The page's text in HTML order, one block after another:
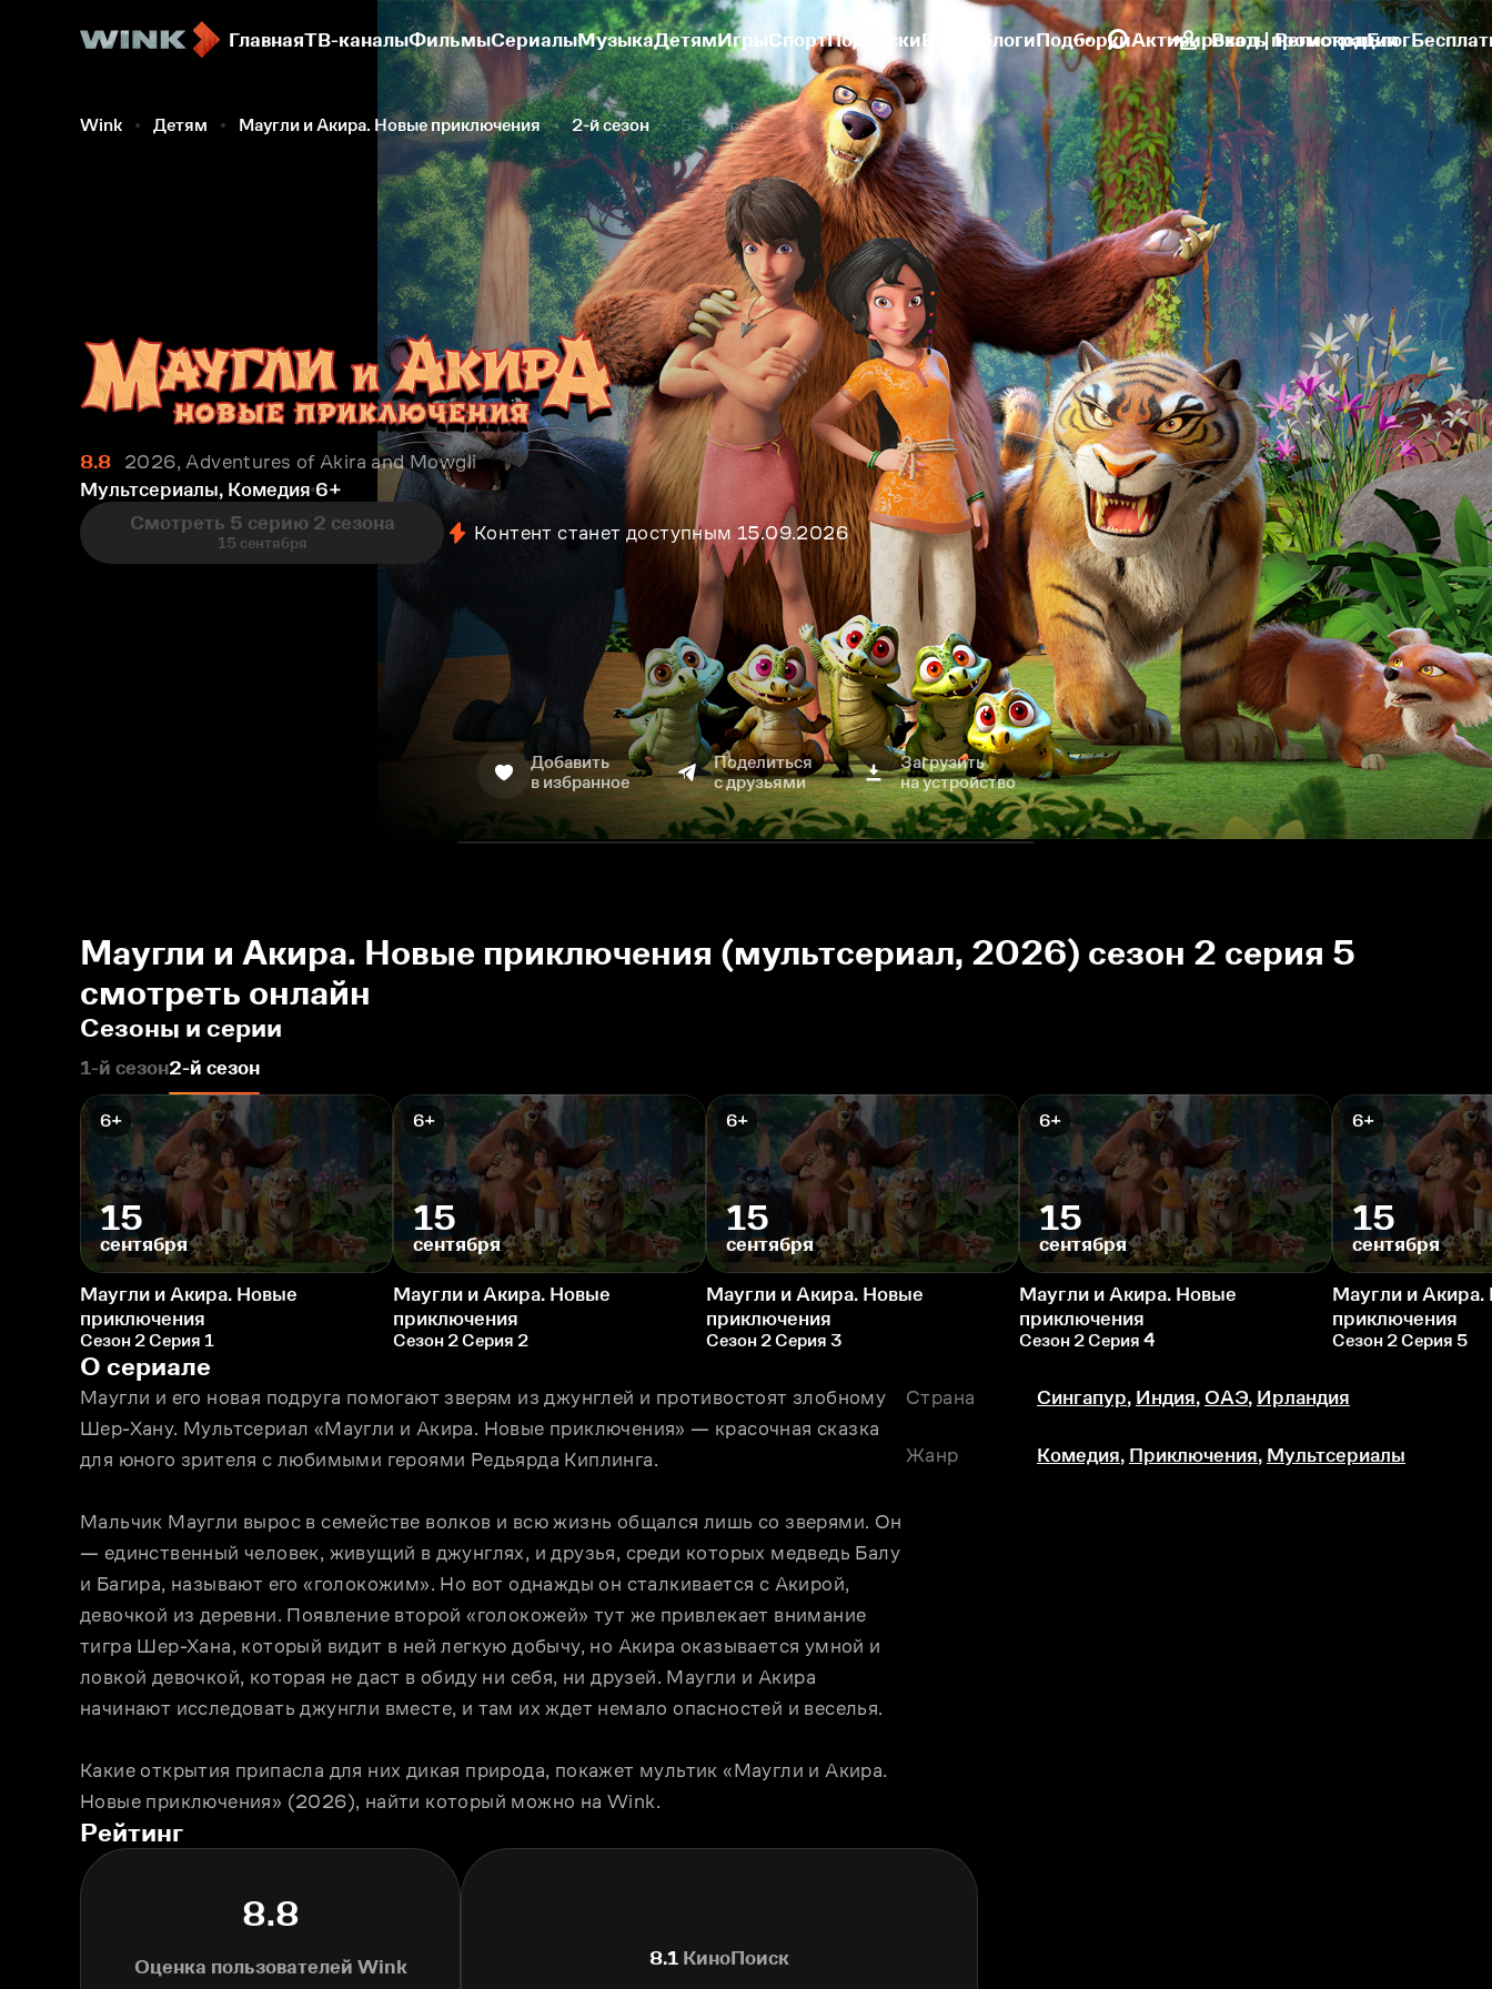
ГлавнаяТВ-каналыФильмыСериалыМузыкаДетямИгрыСпортПодпискиВидеоблогиПодборкиАктивировать промокодБлог
Вход | Регистрация
Wink Детям Маугли и Акира. Новые приключения 2-й сезон 5-я серия
8.8
2026, Adventures of Akira and Mowgli
Мультсериалы, Комедия 6+
Смотреть 5 серию 2 сезона
15 сентября Контент станет доступным 15.09.2026
Добавить
в избранное
Поделиться
с друзьями
Загрузить
на устройство
Маугли и Акира. Новые приключения (мультсериал, 2026) сезон 2 серия 5
смотреть онлайн
Сезоны и серии
1-й сезон2-й сезон
6+
15
сентября
Маугли и Акира. Новые
приключения
Сезон 2 Серия 1
6+
15
сентября
Маугли и Акира. Новые
приключения
Сезон 2 Серия 2
6+
15
сентября
Маугли и Акира. Новые
приключения
Сезон 2 Серия 3
6+
15
сентября
Маугли и Акира. Новые
приключения
Сезон 2 Серия 4
6+
15
сентября
Маугли и Акира.
приключения
Сезон 2 Серия 5
О сериале
Маугли и его новая подруга помогают зверям из джунглей и противостоят злобному
Шер-Хану. Мультсериал «Маугли и Акира. Новые приключения» — красочная сказка
для юного зрителя с любимыми героями Редьярда Киплинга.
Мальчик Маугли вырос в семействе волков и всю жизнь общался лишь со зверями. Он
— единственный человек, живущий в джунглях, и друзья, среди которых медведь Балу
и Багира, называют его «голокожим». Но вот однажды он сталкивается с Акирой,
девочкой из деревни. Появление второй «голокожей» тут же привлекает внимание
тигра Шер-Хана, который видит в ней легкую добычу, но Акира оказывается умной и
ловкой девочкой, которая не даст в обиду ни себя, ни друзей. Маугли и Акира
начинают исследовать джунгли вместе, и там их ждет немало опасностей и веселья.
Какие открытия припасла для них дикая природа, покажет мультик «Маугли и Акира.
Новые приключения» (2026), найти который можно на Wink.
Страна Сингапур, Индия, ОАЭ, Ирландия
Жанр Комедия, Приключения, Мультсериалы
Рейтинг
8.8
Оценка пользователей Wink
8.1КиноПоиск